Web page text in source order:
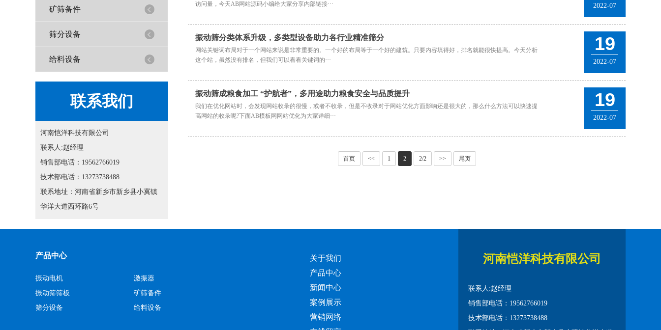
矿筛备件
筛分设备
给料设备
联系我们
河南恺洋科技有限公司
联系人:赵经理
销售部电话：19562766019
技术部电话：13273738488
联系地址：河南省新乡市新乡县小冀镇
华洋大道西环路6号
2022-07
访问量，今天AB网站源码小编给大家分享内部链接···
19
2022-07
振动筛分类体系升级，多类型设备助力各行业精准筛分
网站关键词布局对于一个网站来说是非常重要的。一个好的布局等于一个好的建筑。只要内容填得好，排名就能很快提高。今天分析
这个站，虽然没有排名，但我们可以看看关键词的···
19
2022-07
振动筛成粮食加工 “护航者”，多用途助力粮食安全与品质提升
我们在优化网站时，会发现网站收录的很慢，或者不收录，但是不收录对于网站优化方面影响还是很大的，那么什么方法可以快速提
高网站的收录呢?下面AB模板网网站优化为大家详细···
首页 << 1 2 2/2 >> 尾页
产品中心
振动电机
激振器
振动筛筛板
矿筛备件
筛分设备
给料设备
关于我们
产品中心
新闻中心
案例展示
营销网络
河南恺洋科技有限公司
联系人:赵经理
销售部电话：19562766019
技术部电话：13273738488